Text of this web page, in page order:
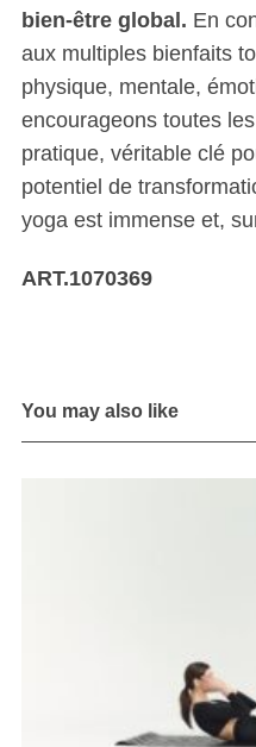
bien-être global. En
aux multiples bienfaits
physique, mentale,
encourageons toutes
pratique, véritable clé
potentiel de
yoga est immense et,
ART.1070369
You may also like